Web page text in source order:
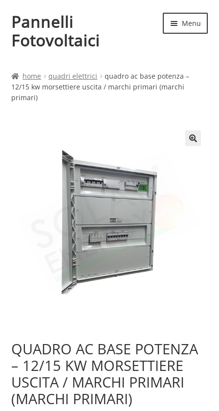
Vai
alla
navigazione
Vai
al
contenuto
Pannelli
Fotovoltaici
Menu
Cart
home quadri elettrici
quadro ac base potenza –
12/15 kw morsettiere uscita / marchi primari (marchi
primari)
QUADRO AC BASE POTENZA
– 12/15 KW MORSETTIERE
USCITA / MARCHI PRIMARI
(MARCHI PRIMARI)